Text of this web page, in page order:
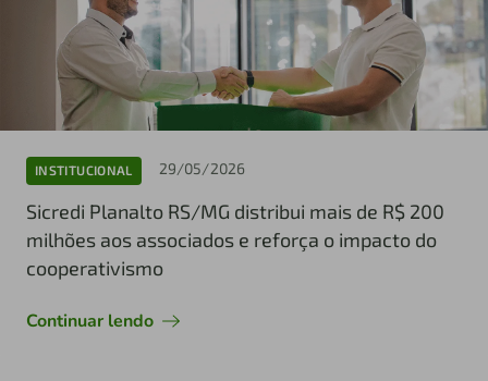
INSTITUCIONAL 29/05/2026
Sicredi Planalto RS/MG distribui mais de R$ 200
milhões aos associados e reforça o impacto do
cooperativismo
Continuar lendo